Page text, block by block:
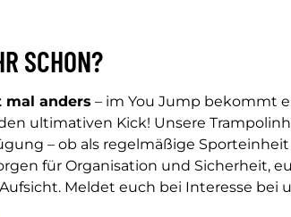
SCHON?
anders – im You Jump bekommt
ultimativen Kick! Unsere
– ob als regelmäßige
für Organisation und Sicherheit,
Meldet euch bei Interesse bei